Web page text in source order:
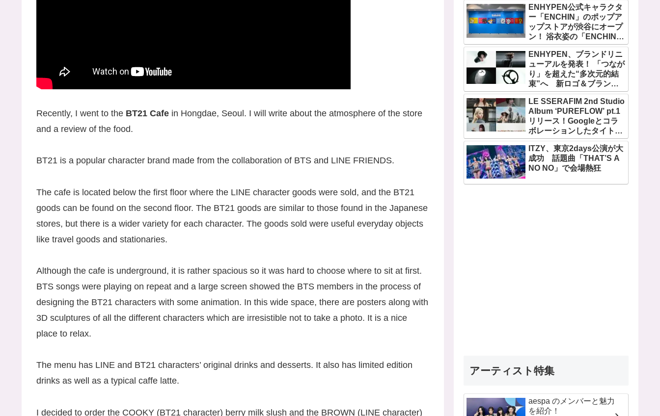
Recently, I went to the BT21 Cafe in Hongdae, Seoul. I will write about the atmosphere of the store
and a review of the food.
BT21 is a popular character brand made from the collaboration of BTS and LINE FRIENDS.
The cafe is located below the first floor where the LINE character goods were sold, and the BT21
goods can be found on the second floor. The BT21 goods are similar to those found in the Japanese
stores, but there is a wider variety for each character. The goods sold were useful everyday objects
like travel goods and stationaries.
Although the cafe is underground, it is rather spacious so it was hard to choose where to sit at first.
BTS songs were playing on repeat and a large screen showed the BTS members in the process of
designing the BT21 characters with some animation. In this wide space, there are posters along with
3D sculptures of all the different characters which are irresistible not to take a photo. It is a nice
place to relax.
The menu has LINE and BT21 characters’ original drinks and desserts. It also has limited edition
drinks as well as a typical caffe latte.
I decided to order the COOKY (BT21 character) berry milk slush and the BROWN (LINE character)
ENHYPEN公式キャラクタ
ー「ENCHIN」のポップア
ップストアが渋谷にオープ
ン！ 浴衣姿の「ENCHIN」
が登場
ENHYPEN、ブランドリニ
ューアルを発表！ 「つなが
り」を超えた“多次元的結
束”へ 新ロゴ＆ブランド
フィルム公開
LE SSERAFIM 2nd Studio
Album ‘PUREFLOW’ pt.1
リリース！Googleとコラ
ボレーションしたタイトル
曲「BOOMPALA」MVも公
開
ITZY、東京2days公演が大
成功 話題曲「THAT’S A
NO NO」で会場熱狂
アーティスト特集
aespa のメンバーと魅力
を紹介！